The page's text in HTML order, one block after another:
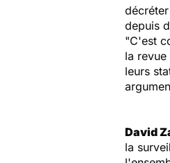
depuis
"C'est
la revue
leurs
David
la